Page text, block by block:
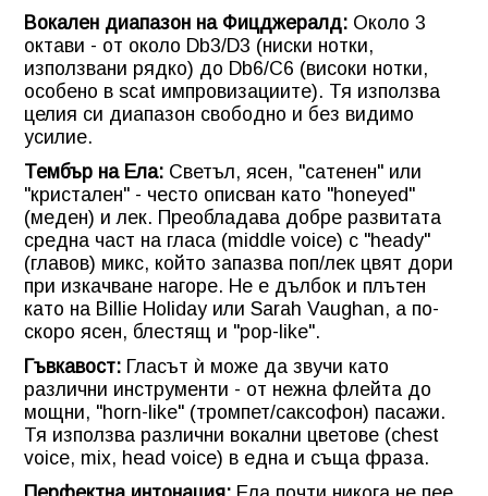
Вокален диапазон на Фицджералд: Около 3
октави - от около Db3/D3 (ниски нотки,
използвани рядко) до Db6/C6 (високи нотки,
особено в scat импровизациите). Тя използва
целия си диапазон свободно и без видимо
усилие.
Тембър на Ела: Светъл, ясен, "сатенен" или
"кристален" - често описван като "honeyed"
(меден) и лек. Преобладава добре развитата
средна част на гласа (middle voice) с "heady"
(главов) микс, който запазва поп/лек цвят дори
при изкачване нагоре. Не е дълбок и плътен
като на Billie Holiday или Sarah Vaughan, а по-
скоро ясен, блестящ и "pop-like".
Гъвкавост: Гласът ѝ може да звучи като
различни инструменти - от нежна флейта до
мощни, "horn-like" (тромпет/саксофон) пасажи.
Тя използва различни вокални цветове (chest
voice, mix, head voice) в една и съща фраза.